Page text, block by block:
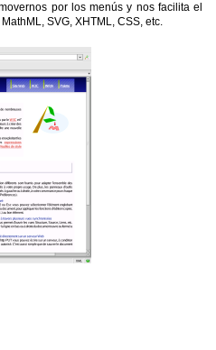
por los menús y nos facilita el
SVG, XHTML, CSS, etc.